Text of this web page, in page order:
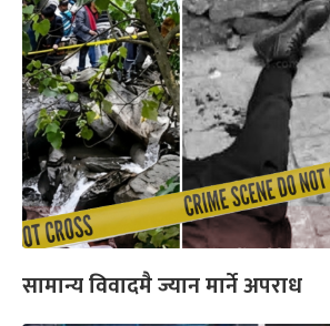
सामान्य विवादमै ज्यान मार्ने अपराध